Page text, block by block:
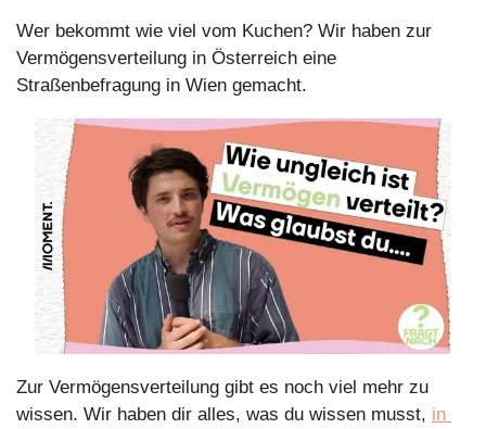
Wer bekommt wie viel vom Kuchen? Wir haben zur
Vermögensverteilung in Österreich eine
Straßenbefragung in Wien gemacht.
Zur Vermögensverteilung gibt es noch viel mehr zu
wissen. Wir haben dir alles, was du wissen musst, in